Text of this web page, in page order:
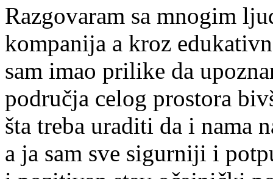
Razgovaram sa mnogim
kompanija a kroz
sam imao prilike da
područja celog prostora
šta treba uraditi da i nama
a ja sam sve sigurniji i